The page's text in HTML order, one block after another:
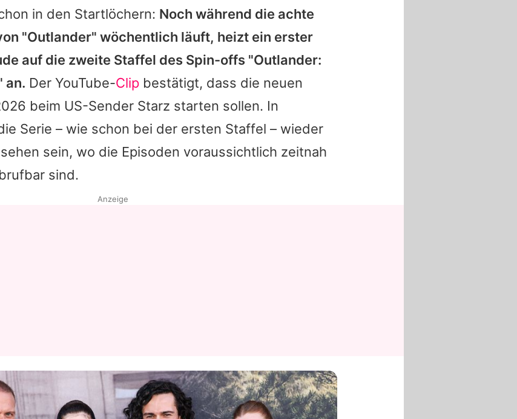
in den Startlöchern: Noch während die achte
"Outlander" wöchentlich läuft, heizt ein erster
auf die zweite Staffel des Spin-offs "Outlander:
an. Der YouTube-Clip bestätigt, dass die neuen
beim US-Sender Starz starten sollen. In
Serie – wie schon bei der ersten Staffel – wieder
sein, wo die Episoden voraussichtlich zeitnah
sind.
Anzeige